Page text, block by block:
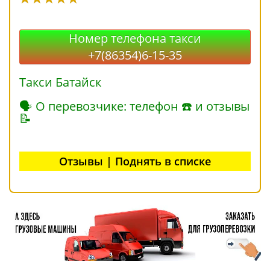
Номер телефона такси
+7(86354)6-15-35
Такси Батайск
🗣 О перевозчике: телефон ☎ и отзывы
📝
Отзывы | Поднять в списке